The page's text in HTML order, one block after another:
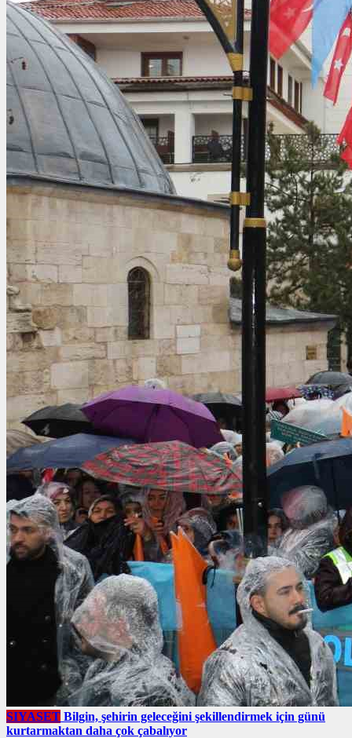
SIYASET Bilgin, şehirin geleceğini şekillendirmek için günü
kurtarmaktan daha çok çabalıyor